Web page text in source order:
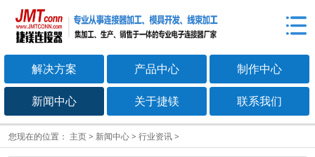
解决方案 产品中心 制作中心
新闻中心 关于捷镁 联系我们
您现在的位置： 主页> 新闻中心> 行业资讯>